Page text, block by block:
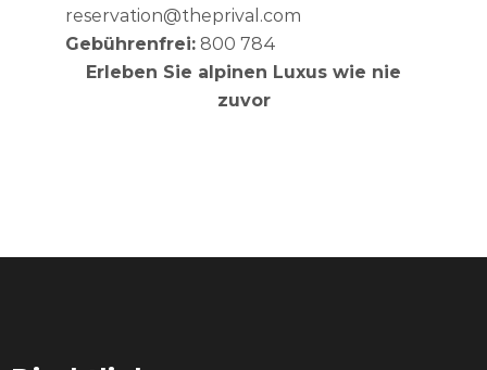
reservation@theprival.com
Gebührenfrei: 800 784
Erleben Sie alpinen Luxus wie nie
zuvor